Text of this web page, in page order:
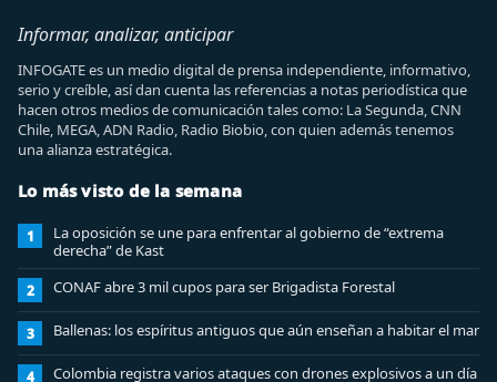
Informar, analizar, anticipar
INFOGATE es un medio digital de prensa independiente, informativo,
serio y creíble, así dan cuenta las referencias a notas periodística que
hacen otros medios de comunicación tales como: La Segunda, CNN
Chile, MEGA, ADN Radio, Radio Biobio, con quien además tenemos
una alianza estratégica.
Lo más visto de la semana
1
La oposición se une para enfrentar al gobierno de “extrema
derecha” de Kast
2 CONAF abre 3 mil cupos para ser Brigadista Forestal
3 Ballenas: los espíritus antiguos que aún enseñan a habitar el mar
4
Colombia registra varios ataques con drones explosivos a un día